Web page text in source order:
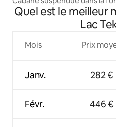
Quel est le meilleur
Lac
Mois
Janv.
Févr.
Prix
282 €
446 €